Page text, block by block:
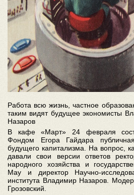
Работа всю жизнь, частное
таким видят будущее экономисты
Назаров
В кафе «Март» 24 февраля
Фондом Егора Гайдара
будущего капитализма. На вопрос,
давали свои версии ответов
народного хозяйства и
Мау и директор Научно-
института Владимир Назаров.
Грозовский.